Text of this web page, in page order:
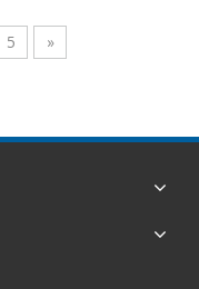
Damen
Strickpullover
5 »